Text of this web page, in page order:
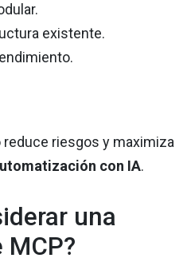
existente.
riesgos y maximiza
con IA.
una